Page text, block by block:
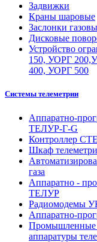
Задвижки
Краны шаровые
Заслонки
Дисковые
Устройство
150, УОРГ
400, УОРГ 500
Системы телеметрии
Аппаратно-
ТЕЛУР-Г-G
Контроллер
Шкаф
газа
Аппаратно -
ТЕЛУР
Радиомодемы
Аппаратно-
Промышленные
аппаратуры